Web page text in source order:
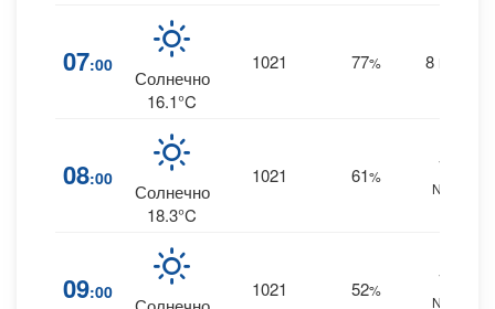
07:00
Солнечно
16.1°C
1021 77% 8
08:00
Солнечно
18.3°C
1021 61%
14
NNE
09:00 1021 52%
16
NNE